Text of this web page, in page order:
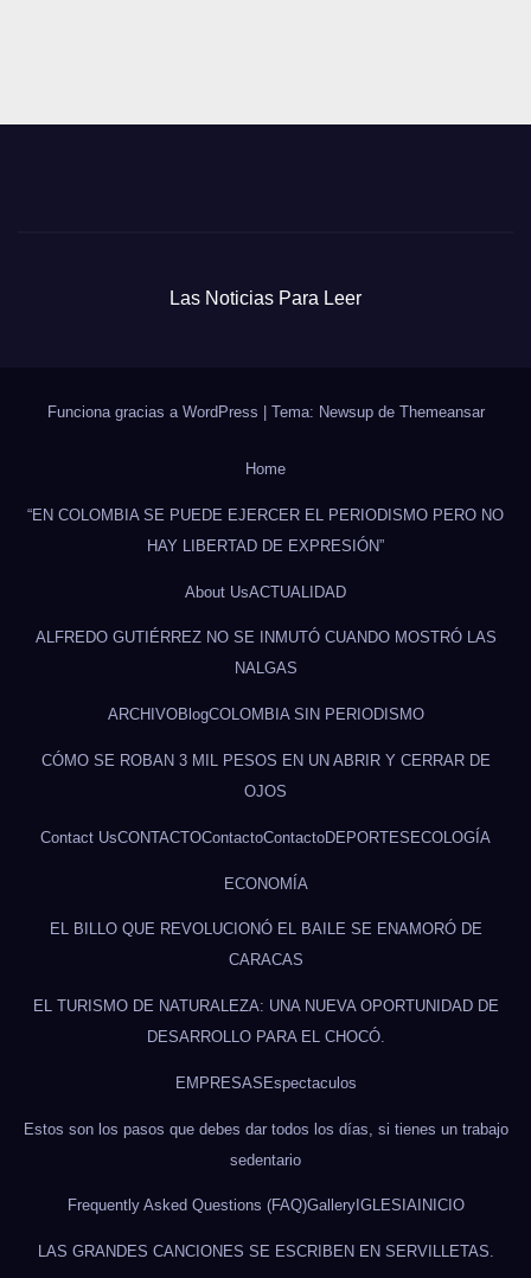
Las Noticias Para Leer
Funciona gracias a WordPress | Tema: Newsup de Themeansar
Home
“EN COLOMBIA SE PUEDE EJERCER EL PERIODISMO PERO NO
HAY LIBERTAD DE EXPRESIÓN”
About UsACTUALIDAD
ALFREDO GUTIÉRREZ NO SE INMUTÓ CUANDO MOSTRÓ LAS
NALGAS
ARCHIVOBlogCOLOMBIA SIN PERIODISMO
CÓMO SE ROBAN 3 MIL PESOS EN UN ABRIR Y CERRAR DE
OJOS
Contact UsCONTACTOContactoContactoDEPORTES ECOLOGÍA
ECONOMÍA
EL BILLO QUE REVOLUCIONÓ EL BAILE SE ENAMORÓ DE
CARACAS
EL TURISMO DE NATURALEZA: UNA NUEVA OPORTUNIDAD DE
DESARROLLO PARA EL CHOCÓ.
EMPRESAS Espectaculos
Estos son los pasos que debes dar todos los días, si tienes un trabajo
sedentario
Frequently Asked Questions (FAQ)GalleryIGLESIAINICIO
LAS GRANDES CANCIONES SE ESCRIBEN EN SERVILLETAS.